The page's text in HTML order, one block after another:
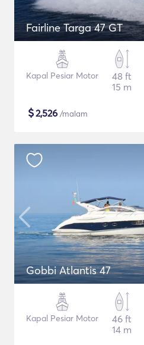
Fairline Targa 47 GT
Kapal Pesiar Motor
48 ft
15 m
$2,526 /malam
Gobbi Atlantis 47
Kapal Pesiar Motor
46 ft
14 m